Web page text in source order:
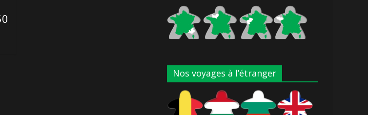
Nos voyages à l’étranger